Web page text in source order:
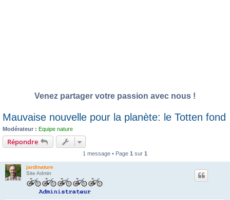
Venez partager votre passion avec nous !
Mauvaise nouvelle pour la planète: le Totten fond
Modérateur : Equipe nature
Répondre
1 message • Page 1 sur 1
jardinature
Site Admin